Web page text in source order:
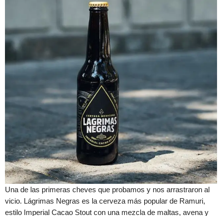
Una de las primeras cheves que probamos y nos arrastraron al
vicio. Lágrimas Negras es la cerveza más popular de Ramuri,
estilo Imperial Cacao Stout con una mezcla de maltas, avena y